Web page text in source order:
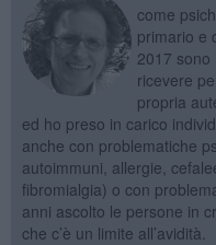
come
primario e
2017
ricevere
propria
ed ho preso in carico
anche con problematiche
autoimmuni, allergie,
fibromialgia) o con
anni ascolto le persone in
che c’è un limite all’avidità.